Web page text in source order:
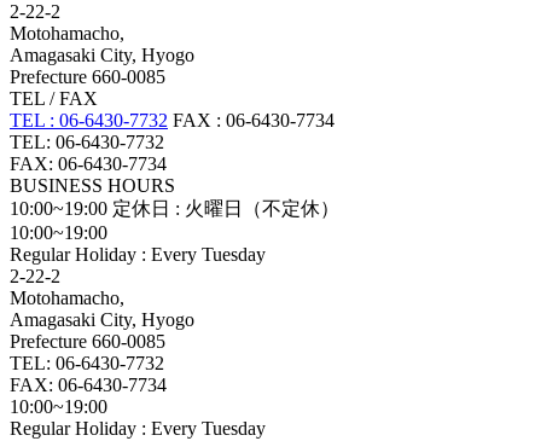
2-22-2
Motohamacho,
Amagasaki City, Hyogo
Prefecture 660-0085
TEL / FAX
TEL : 06-6430-7732 FAX : 06-6430-7734
TEL: 06-6430-7732
FAX: 06-6430-7734
BUSINESS HOURS
10:00~19:00 定休日 : 火曜日（不定休）
10:00~19:00
Regular Holiday : Every Tuesday
2-22-2
Motohamacho,
Amagasaki City, Hyogo
Prefecture 660-0085
TEL: 06-6430-7732
FAX: 06-6430-7734
10:00~19:00
Regular Holiday : Every Tuesday